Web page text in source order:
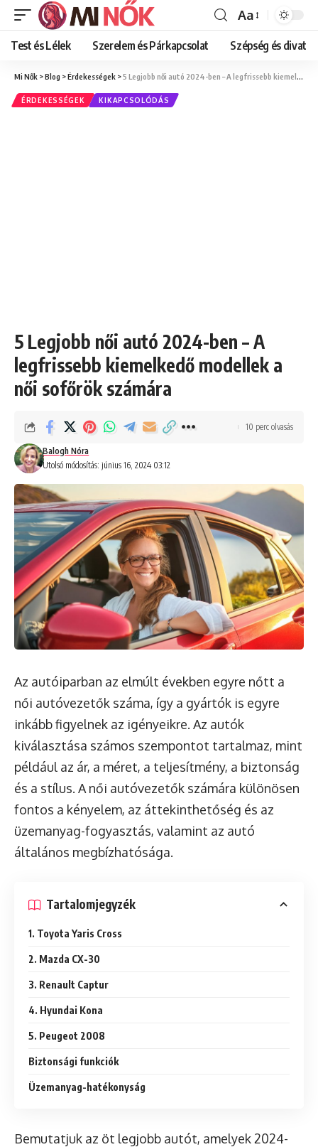
Font
Resizer
Aa
Test és Lélek Szerelem és Párkapcsolat Szépség és divat
Mi Nők >Blog >Érdekességek >5 Legjobb női autó 2024-ben – A legfrissebb kiemelkedő modellek a női sofőrök számára
ÉRDEKESSÉGEK KIKAPCSOLÓDÁS
5 Legjobb női autó 2024-ben – A
legfrissebb kiemelkedő modellek a
női sofőrök számára
Utolsó módosítás: június 16, 2024 03:12
Balogh Nóra
10 perc olvasás
Az autóiparban az elmúlt években egyre nőtt a
női autóvezetők száma, így a gyártók is egyre
inkább figyelnek az igényeikre. Az autók
kiválasztása számos szempontot tartalmaz, mint
például az ár, a méret, a teljesítmény, a biztonság
és a stílus. A női autóvezetők számára különösen
fontos a kényelem, az áttekinthetőség és az
üzemanyag-fogyasztás, valamint az autó
általános megbízhatósága.
Tartalomjegyzék
1. Toyota Yaris Cross
2. Mazda CX-30
3. Renault Captur
4. Hyundai Kona
5. Peugeot 2008
Biztonsági funkciók
Üzemanyag-hatékonyság
Bemutatjuk az öt legjobb autót, amelyek 2024-